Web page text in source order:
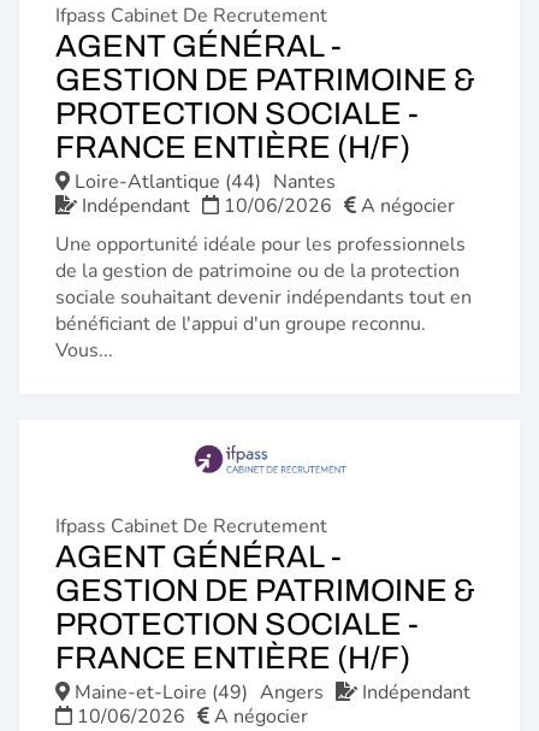
Ifpass Cabinet De Recrutement
AGENT GÉNÉRAL -
GESTION DE PATRIMOINE &
PROTECTION SOCIALE -
FRANCE ENTIÈRE (H/F)
Loire-Atlantique (44) Nantes
Indépendant
10/06/2026
A négocier
Une opportunité idéale pour les professionnels
de la gestion de patrimoine ou de la protection
sociale souhaitant devenir indépendants tout en
bénéficiant de l'appui d'un groupe reconnu.
Vous...
Ifpass Cabinet De Recrutement
AGENT GÉNÉRAL -
GESTION DE PATRIMOINE &
PROTECTION SOCIALE -
FRANCE ENTIÈRE (H/F)
Maine-et-Loire (49) Angers
Indépendant
10/06/2026
A négocier